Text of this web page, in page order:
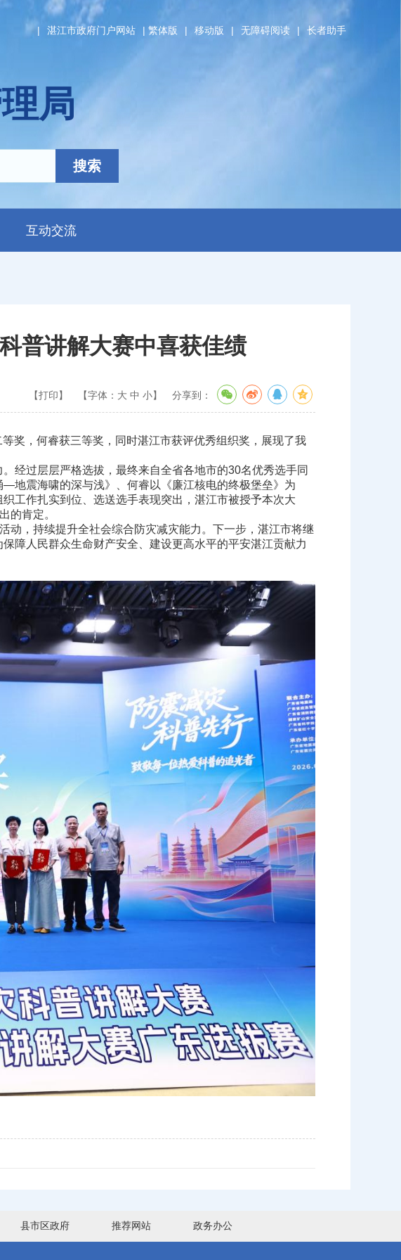
| 湛江市政府门户网站 | 繁体版 | 移动版 | 无障碍阅读 | 长者助手
局
搜索
互动交流
普讲解大赛中喜获佳绩
【打印】 【字体： 大 中 小】 分享到：
，何睿获三等奖，同时湛江市获评优秀组织奖，展现了我
过层层严格选拔，最终来自全省各地市的30名优秀选手同
地震海啸的深与浅》、何睿以《廉江核电的终极堡垒》为
工作扎实到位、选送选手表现突出，湛江市被授予本次大
的肯定。
，持续提升全社会综合防灾减灾能力。下一步，湛江市将继
障人民群众生命财产安全、建设更高水平的平安湛江贡献力
县市区政府 推荐网站 政务办公